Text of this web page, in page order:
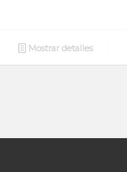
Mostrar detalles